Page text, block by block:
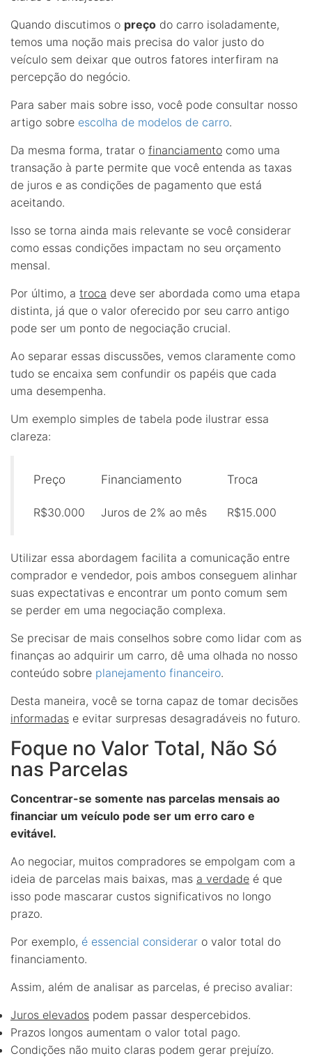
Quando discutimos o preço do carro isoladamente,
temos uma noção mais precisa do valor justo do
veículo sem deixar que outros fatores interfiram na
percepção do negócio.
Para saber mais sobre isso, você pode consultar nosso
artigo sobre escolha de modelos de carro.
Da mesma forma, tratar o financiamento como uma
transação à parte permite que você entenda as taxas
de juros e as condições de pagamento que está
aceitando.
Isso se torna ainda mais relevante se você considerar
como essas condições impactam no seu orçamento
mensal.
Por último, a troca deve ser abordada como uma etapa
distinta, já que o valor oferecido por seu carro antigo
pode ser um ponto de negociação crucial.
Ao separar essas discussões, vemos claramente como
tudo se encaixa sem confundir os papéis que cada
uma desempenha.
Um exemplo simples de tabela pode ilustrar essa
clareza:
Preço Financiamento Troca
R$30.000 Juros de 2% ao mês R$15.000
Utilizar essa abordagem facilita a comunicação entre
comprador e vendedor, pois ambos conseguem alinhar
suas expectativas e encontrar um ponto comum sem
se perder em uma negociação complexa.
Se precisar de mais conselhos sobre como lidar com as
finanças ao adquirir um carro, dê uma olhada no nosso
conteúdo sobre planejamento financeiro.
Desta maneira, você se torna capaz de tomar decisões
informadas e evitar surpresas desagradáveis no futuro.
Foque no Valor Total, Não Só
nas Parcelas
Concentrar-se somente nas parcelas mensais ao
financiar um veículo pode ser um erro caro e
evitável.
Ao negociar, muitos compradores se empolgam com a
ideia de parcelas mais baixas, mas a verdade é que
isso pode mascarar custos significativos no longo
prazo.
Por exemplo, é essencial considerar o valor total do
financiamento.
Assim, além de analisar as parcelas, é preciso avaliar:
Juros elevados podem passar despercebidos.
Prazos longos aumentam o valor total pago.
Condições não muito claras podem gerar prejuízo.